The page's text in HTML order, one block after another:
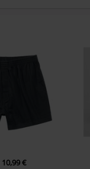
10,99 €